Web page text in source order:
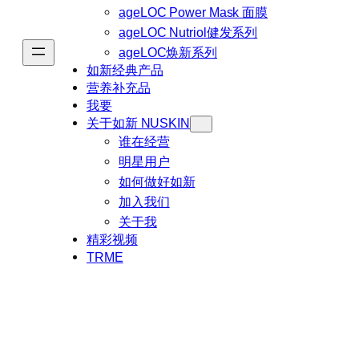
ageLOC Power Mask 面膜
ageLOC Nutriol健发系列
ageLOC焕新系列
如新经典产品
营养补充品
我要
关于如新 NUSKIN
谁在经营
明星用户
如何做好如新
加入我们
关于我
精彩视频
TRME